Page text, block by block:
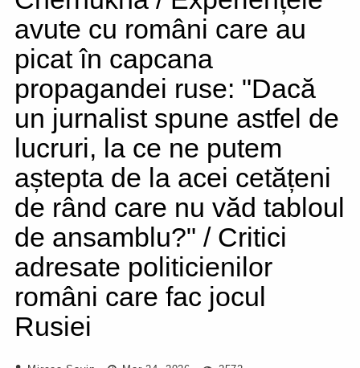
avute cu români care au
picat în capcana
propagandei ruse: "Dacă
un jurnalist spune astfel de
lucruri, la ce ne putem
aștepta de la acei cetățeni
de rând care nu văd tabloul
de ansamblu?" / Critici
adresate politicienilor
români care fac jocul
Rusiei